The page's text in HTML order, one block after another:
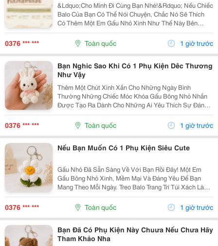
&Ldquo;Cho Mình Đi Cùng Bạn Nhé!&Rdquo; Nếu Chiếc
Balo Của Bạn Có Thể Nói Chuyện, Chắc Nó Sẽ Thích
Có Thêm Một Em Gấu Nhỏ Xinh Như Thế Này Bên
Cạnh. Từ Những Buổi Đi Học, Đi Làm, Đi Cà Phê Hay
Những Chuyến Đi Chơi Cuối Tuần, Em Móc Khóa Gấu
Bông...
0376 *** *** Toàn quốc 1 giờ trước
Bạn Nghic Sao Khi Có 1 Phụ Kiện Dêc Thương
Như Vậy
Thêm Một Chút Xinh Xắn Cho Những Ngày Bình
Thường Những Chiếc Móc Khóa Gấu Bông Nhỏ Nhắn
Được Tạo Ra Dành Cho Những Ai Yêu Thích Sự Đáng
Yêu Và Những Món Đồ Có Dấu Ấn Riêng. Từ Chiếc Balo
Đi Học, Túi Xách Đi Chơi Đến Chùm Chìa Khóa Quen
Thuộc,...
0376 *** *** Toàn quốc 1 giờ trước
Nếu Bạn Muốn Có 1 Phụ Kiện Siêu Cute
Gấu Nhỏ Đã Sẵn Sàng Về Với Bạn Rồi Đây! Một Em
Gấu Bông Nhỏ Xinh, Mềm Mại Và Đáng Yêu Để Bạn
Mang Theo Mỗi Ngày. Treo Balo Trang Trí Túi Xách Làm
Móc Khóa Tặng Người Bạn Yêu Quý
Gocnhohandmade.com Không Cần Quá Nhiều Phụ
Kiện, Chỉ Một Em Gấu...
0376 *** *** Toàn quốc 1 giờ trước
Bạn Đã Có Phụ Kiện Này Chuưa Nếu Chưa Hãy
Tham Khảo Nha